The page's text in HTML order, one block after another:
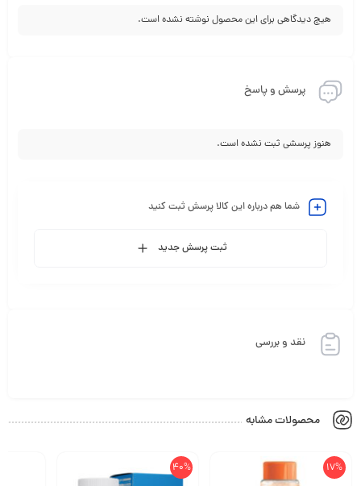
هیچ دیدگاهی برای این محصول نوشته نشده است.
پرسش و پاسخ
هنوز پرسشی ثبت نشده است.
شما هم درباره این کالا پرسش ثبت کنید
ثبت پرسش جدید
نقد و بررسی
محصولات مشابه
17%
40%